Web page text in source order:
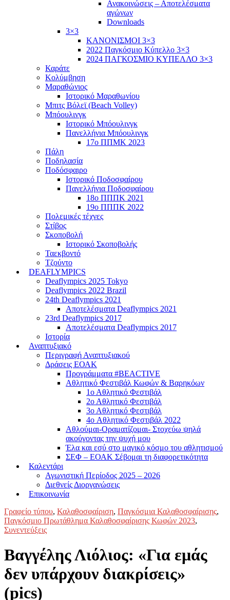
Ανακοινώσεις – Αποτελέσματα
αγώνων
Downloads
3×3
ΚΑΝΟΝΙΣΜΟΙ 3×3
2022 Παγκόσμιο Κύπελλο 3×3
2024 ΠΑΓΚΟΣΜΙΟ ΚΥΠΕΛΛΟ 3×3
Καράτε
Κολύμβηση
Μαραθώνιος
Ιστορικό Μαραθωνίου
Μπιτς Βόλεϊ (Beach Volley)
Μπόουλινγκ
Ιστορικό Μπόουλινγκ
Πανελλήνια Μπόουλινγκ
17ο ΠΠΜΚ 2023
Πάλη
Ποδηλασία
Ποδόσφαιρο
Ιστορικό Ποδοσφαίρου
Πανελλήνια Ποδοσφαίρου
18ο ΠΠΠΚ 2021
19ο ΠΠΠΚ 2022
Πολεμικές τέχνες
Στίβος
Σκοποβολή
Ιστορικό Σκοποβολής
Ταεκβοντό
Τζούντο
DEAFLYMPICS
Deaflympics 2025 Tokyo
Deaflympics 2022 Brazil
24th Deaflympics 2021
Αποτελέσματα Deaflympics 2021
23rd Deaflympics 2017
Αποτελέσματα Deaflympics 2017
Ιστορία
Αναπτυξιακό
Περιγραφή Αναπτυξιακού
Δράσεις ΕΟΑΚ
Προγράμματα #BEACTIVE
Αθλητικό Φεστιβάλ Κωφών & Βαρηκόων
1ο Αθλητικό Φεστιβάλ
2ο Αθλητικό Φεστιβάλ
3ο Αθλητικό Φεστιβάλ
4o Αθλητικό Φεστιβάλ 2022
Αθλούμαι-Οραματίζομαι- Στοχεύω ψηλά
ακούγοντας την ψυχή μου
Έλα και εσύ στο μαγικό κόσμο του αθλητισμού
ΣΕΦ – ΕΟΑΚ Σέβομαι τη διαφορετικότητα
Καλεντάρι
Αγωνιστική Περίοδος 2025 – 2026
Διεθνείς Διοργανώσεις
Επικοινωνία
Γραφείο τύπου, Καλαθοσφαίριση, Παγκόσμια Καλαθοσφαίρισης,
Παγκόσμιο Πρωτάθλημα Καλαθοσφαίρισης Κωφών 2023,
Συνεντεύξεις
Βαγγέλης Λιόλιος: «Για εμάς
δεν υπάρχουν διακρίσεις»
(pics)